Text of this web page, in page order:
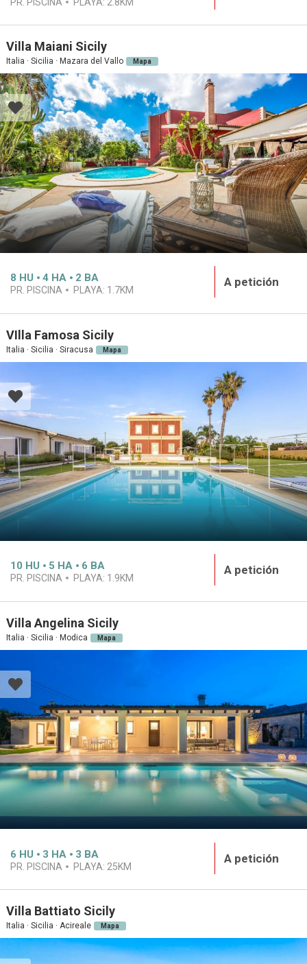
Villa Maiani Sicily
Italia · Sicilia · Mazara del Vallo Mapa
8 HU 4 HA 2 BA
PR. PISCINA PLAYA: 1.7KM
A petición
VIlla Famosa Sicily
Italia · Sicilia · Siracusa Mapa
10 HU 5 HA 6 BA
PR. PISCINA PLAYA: 1.9KM
A petición
Villa Angelina Sicily
Italia · Sicilia · Modica Mapa
6 HU 3 HA 3 BA
PR. PISCINA PLAYA: 25KM
A petición
Villa Battiato Sicily
Italia · Sicilia · Acireale Mapa